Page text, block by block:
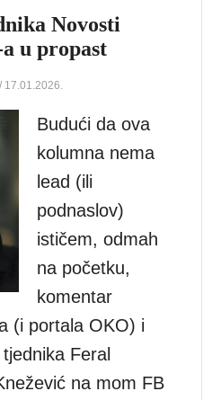
Novosti
u propast
/ 17.01.2026.
Budući da ova
kolumna nema
lead (ili
podnaslov)
ističem, odmah
na početku,
komentar
(i portala OKO) i
Feral
na mom FB